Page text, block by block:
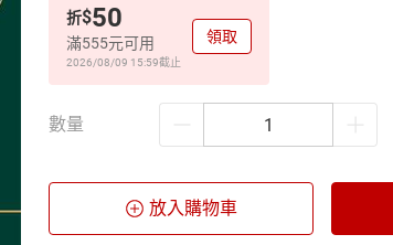
折$50
滿555元可用
2026/08/09 15:59截止
領取
數量
放入購物車